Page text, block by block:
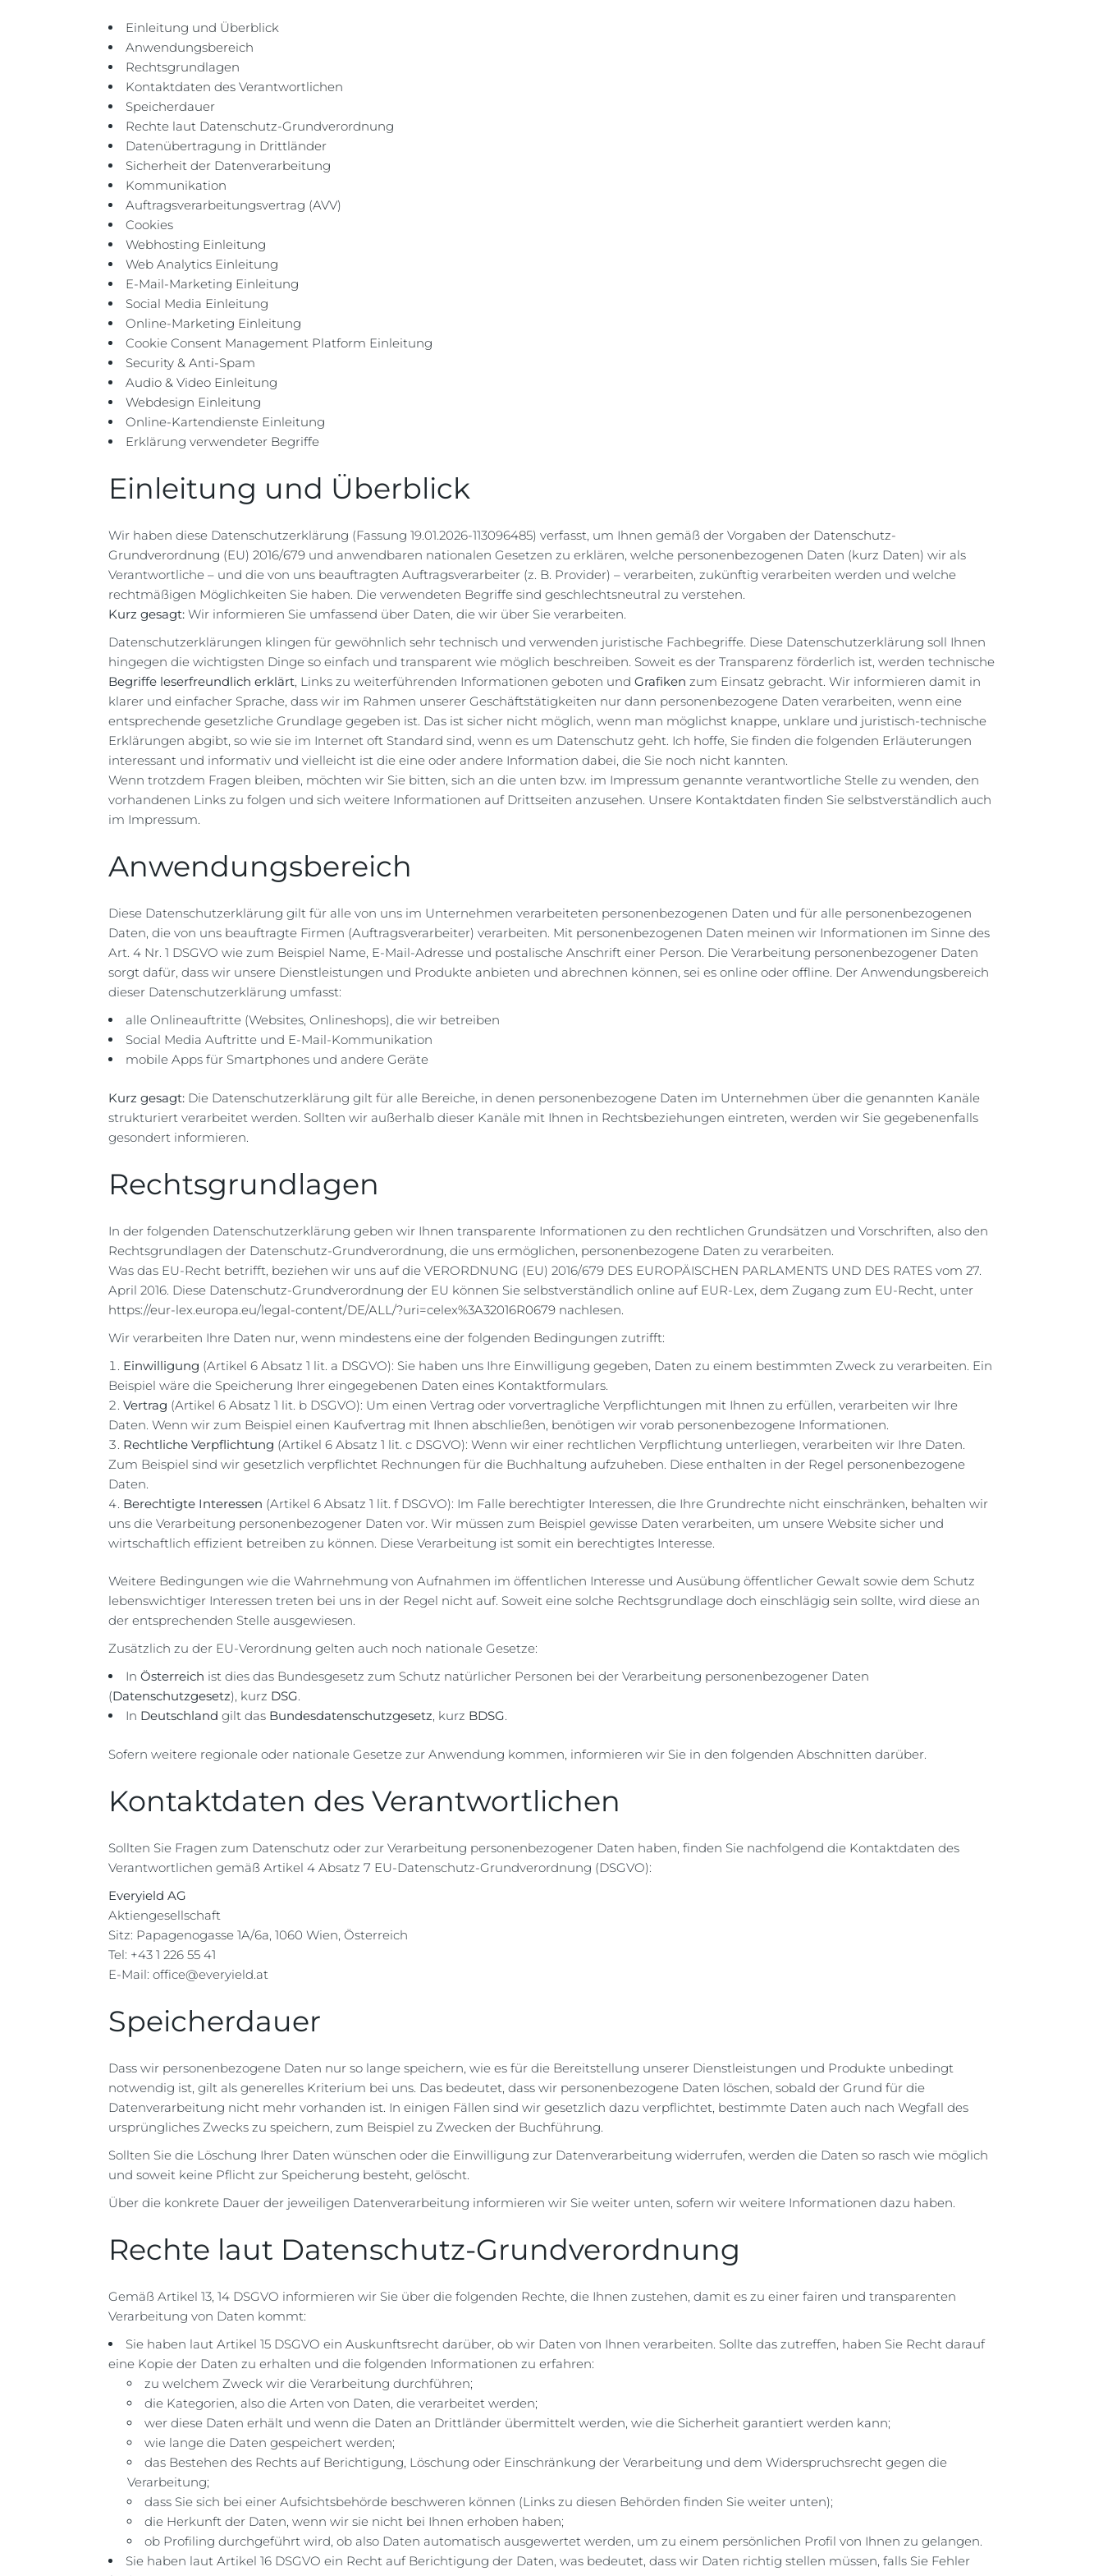
Einleitung und Überblick
Anwendungsbereich
Rechtsgrundlagen
Kontaktdaten des Verantwortlichen
Speicherdauer
Rechte laut Datenschutz-Grundverordnung
Datenübertragung in Drittländer
Sicherheit der Datenverarbeitung
Kommunikation
Auftragsverarbeitungsvertrag (AVV)
Cookies
Webhosting Einleitung
Web Analytics Einleitung
E-Mail-Marketing Einleitung
Social Media Einleitung
Online-Marketing Einleitung
Cookie Consent Management Platform Einleitung
Security & Anti-Spam
Audio & Video Einleitung
Webdesign Einleitung
Online-Kartendienste Einleitung
Erklärung verwendeter Begriffe
Einleitung und Überblick
Wir haben diese Datenschutzerklärung (Fassung 19.01.2026-113096485) verfasst, um Ihnen gemäß der Vorgaben der Datenschutz-
Grundverordnung (EU) 2016/679 und anwendbaren nationalen Gesetzen zu erklären, welche personenbezogenen Daten (kurz Daten) wir als
Verantwortliche – und die von uns beauftragten Auftragsverarbeiter (z. B. Provider) – verarbeiten, zukünftig verarbeiten werden und welche
rechtmäßigen Möglichkeiten Sie haben. Die verwendeten Begriffe sind geschlechtsneutral zu verstehen.
Kurz gesagt: Wir informieren Sie umfassend über Daten, die wir über Sie verarbeiten.
Datenschutzerklärungen klingen für gewöhnlich sehr technisch und verwenden juristische Fachbegriffe. Diese Datenschutzerklärung soll Ihnen
hingegen die wichtigsten Dinge so einfach und transparent wie möglich beschreiben. Soweit es der Transparenz förderlich ist, werden technische
Begriffe leserfreundlich erklärt, Links zu weiterführenden Informationen geboten und Grafiken zum Einsatz gebracht. Wir informieren damit in
klarer und einfacher Sprache, dass wir im Rahmen unserer Geschäftstätigkeiten nur dann personenbezogene Daten verarbeiten, wenn eine
entsprechende gesetzliche Grundlage gegeben ist. Das ist sicher nicht möglich, wenn man möglichst knappe, unklare und juristisch-technische
Erklärungen abgibt, so wie sie im Internet oft Standard sind, wenn es um Datenschutz geht. Ich hoffe, Sie finden die folgenden Erläuterungen
interessant und informativ und vielleicht ist die eine oder andere Information dabei, die Sie noch nicht kannten.
Wenn trotzdem Fragen bleiben, möchten wir Sie bitten, sich an die unten bzw. im Impressum genannte verantwortliche Stelle zu wenden, den
vorhandenen Links zu folgen und sich weitere Informationen auf Drittseiten anzusehen. Unsere Kontaktdaten finden Sie selbstverständlich auch
im Impressum.
Anwendungsbereich
Diese Datenschutzerklärung gilt für alle von uns im Unternehmen verarbeiteten personenbezogenen Daten und für alle personenbezogenen
Daten, die von uns beauftragte Firmen (Auftragsverarbeiter) verarbeiten. Mit personenbezogenen Daten meinen wir Informationen im Sinne des
Art. 4 Nr. 1 DSGVO wie zum Beispiel Name, E-Mail-Adresse und postalische Anschrift einer Person. Die Verarbeitung personenbezogener Daten
sorgt dafür, dass wir unsere Dienstleistungen und Produkte anbieten und abrechnen können, sei es online oder offline. Der Anwendungsbereich
dieser Datenschutzerklärung umfasst:
alle Onlineauftritte (Websites, Onlineshops), die wir betreiben
Social Media Auftritte und E-Mail-Kommunikation
mobile Apps für Smartphones und andere Geräte
Kurz gesagt: Die Datenschutzerklärung gilt für alle Bereiche, in denen personenbezogene Daten im Unternehmen über die genannten Kanäle
strukturiert verarbeitet werden. Sollten wir außerhalb dieser Kanäle mit Ihnen in Rechtsbeziehungen eintreten, werden wir Sie gegebenenfalls
gesondert informieren.
Rechtsgrundlagen
In der folgenden Datenschutzerklärung geben wir Ihnen transparente Informationen zu den rechtlichen Grundsätzen und Vorschriften, also den
Rechtsgrundlagen der Datenschutz-Grundverordnung, die uns ermöglichen, personenbezogene Daten zu verarbeiten.
Was das EU-Recht betrifft, beziehen wir uns auf die VERORDNUNG (EU) 2016/679 DES EUROPÄISCHEN PARLAMENTS UND DES RATES vom 27.
April 2016. Diese Datenschutz-Grundverordnung der EU können Sie selbstverständlich online auf EUR-Lex, dem Zugang zum EU-Recht, unter
https://eur-lex.europa.eu/legal-content/DE/ALL/?uri=celex%3A32016R0679 nachlesen.
Wir verarbeiten Ihre Daten nur, wenn mindestens eine der folgenden Bedingungen zutrifft:
Einwilligung (Artikel 6 Absatz 1 lit. a DSGVO): Sie haben uns Ihre Einwilligung gegeben, Daten zu einem bestimmten Zweck zu verarbeiten. Ein
Beispiel wäre die Speicherung Ihrer eingegebenen Daten eines Kontaktformulars.
Vertrag (Artikel 6 Absatz 1 lit. b DSGVO): Um einen Vertrag oder vorvertragliche Verpflichtungen mit Ihnen zu erfüllen, verarbeiten wir Ihre
Daten. Wenn wir zum Beispiel einen Kaufvertrag mit Ihnen abschließen, benötigen wir vorab personenbezogene Informationen.
Rechtliche Verpflichtung (Artikel 6 Absatz 1 lit. c DSGVO): Wenn wir einer rechtlichen Verpflichtung unterliegen, verarbeiten wir Ihre Daten.
Zum Beispiel sind wir gesetzlich verpflichtet Rechnungen für die Buchhaltung aufzuheben. Diese enthalten in der Regel personenbezogene
Daten.
Berechtigte Interessen (Artikel 6 Absatz 1 lit. f DSGVO): Im Falle berechtigter Interessen, die Ihre Grundrechte nicht einschränken, behalten wir
uns die Verarbeitung personenbezogener Daten vor. Wir müssen zum Beispiel gewisse Daten verarbeiten, um unsere Website sicher und
wirtschaftlich effizient betreiben zu können. Diese Verarbeitung ist somit ein berechtigtes Interesse.
Weitere Bedingungen wie die Wahrnehmung von Aufnahmen im öffentlichen Interesse und Ausübung öffentlicher Gewalt sowie dem Schutz
lebenswichtiger Interessen treten bei uns in der Regel nicht auf. Soweit eine solche Rechtsgrundlage doch einschlägig sein sollte, wird diese an
der entsprechenden Stelle ausgewiesen.
Zusätzlich zu der EU-Verordnung gelten auch noch nationale Gesetze:
In Österreich ist dies das Bundesgesetz zum Schutz natürlicher Personen bei der Verarbeitung personenbezogener Daten
(Datenschutzgesetz), kurz DSG.
In Deutschland gilt das Bundesdatenschutzgesetz, kurz BDSG.
Sofern weitere regionale oder nationale Gesetze zur Anwendung kommen, informieren wir Sie in den folgenden Abschnitten darüber.
Kontaktdaten des Verantwortlichen
Sollten Sie Fragen zum Datenschutz oder zur Verarbeitung personenbezogener Daten haben, finden Sie nachfolgend die Kontaktdaten des
Verantwortlichen gemäß Artikel 4 Absatz 7 EU-Datenschutz-Grundverordnung (DSGVO):
Everyield AG
Aktiengesellschaft
Sitz: Papagenogasse 1A/6a, 1060 Wien, Österreich
Tel: +43 1 226 55 41
E-Mail: office@everyield.at
Speicherdauer
Dass wir personenbezogene Daten nur so lange speichern, wie es für die Bereitstellung unserer Dienstleistungen und Produkte unbedingt
notwendig ist, gilt als generelles Kriterium bei uns. Das bedeutet, dass wir personenbezogene Daten löschen, sobald der Grund für die
Datenverarbeitung nicht mehr vorhanden ist. In einigen Fällen sind wir gesetzlich dazu verpflichtet, bestimmte Daten auch nach Wegfall des
ursprüngliches Zwecks zu speichern, zum Beispiel zu Zwecken der Buchführung.
Sollten Sie die Löschung Ihrer Daten wünschen oder die Einwilligung zur Datenverarbeitung widerrufen, werden die Daten so rasch wie möglich
und soweit keine Pflicht zur Speicherung besteht, gelöscht.
Über die konkrete Dauer der jeweiligen Datenverarbeitung informieren wir Sie weiter unten, sofern wir weitere Informationen dazu haben.
Rechte laut Datenschutz-Grundverordnung
Gemäß Artikel 13, 14 DSGVO informieren wir Sie über die folgenden Rechte, die Ihnen zustehen, damit es zu einer fairen und transparenten
Verarbeitung von Daten kommt:
Sie haben laut Artikel 15 DSGVO ein Auskunftsrecht darüber, ob wir Daten von Ihnen verarbeiten. Sollte das zutreffen, haben Sie Recht darauf
eine Kopie der Daten zu erhalten und die folgenden Informationen zu erfahren:
zu welchem Zweck wir die Verarbeitung durchführen;
die Kategorien, also die Arten von Daten, die verarbeitet werden;
wer diese Daten erhält und wenn die Daten an Drittländer übermittelt werden, wie die Sicherheit garantiert werden kann;
wie lange die Daten gespeichert werden;
das Bestehen des Rechts auf Berichtigung, Löschung oder Einschränkung der Verarbeitung und dem Widerspruchsrecht gegen die
Verarbeitung;
dass Sie sich bei einer Aufsichtsbehörde beschweren können (Links zu diesen Behörden finden Sie weiter unten);
die Herkunft der Daten, wenn wir sie nicht bei Ihnen erhoben haben;
ob Profiling durchgeführt wird, ob also Daten automatisch ausgewertet werden, um zu einem persönlichen Profil von Ihnen zu gelangen.
Sie haben laut Artikel 16 DSGVO ein Recht auf Berichtigung der Daten, was bedeutet, dass wir Daten richtig stellen müssen, falls Sie Fehler